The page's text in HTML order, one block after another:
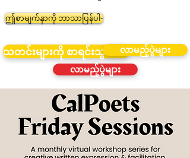
ဤစာမျက်နှာကို ဘာသာပြန်ပါ-
သတင်းများကို စာရင်းသွင်းပါ။လာမည့်ပွဲများ
လာမည့်ပွဲများ